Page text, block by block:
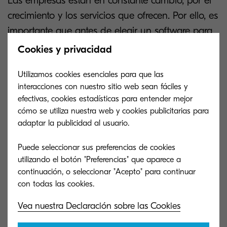
crecimiento y los servicios que ofrecen. Por ello, es
importante que antes de elegir un software para
tu empresa, consideres que este software
Es una inversión que harás a largo
plazo y debe personalizarse según tus
necesidades.
implementación
Cookies y privacidad
Utilizamos cookies esenciales para que las
interacciones con nuestro sitio web sean fáciles y
efectivas, cookies estadísticas para entender mejor
cómo se utiliza nuestra web y cookies publicitarias para
adaptar la publicidad al usuario.
Puede seleccionar sus preferencias de cookies
utilizando el botón "Preferencias" que aparece a
continuación, o seleccionar "Acepto" para continuar
Vea nuestra Declaración sobre las Cookies